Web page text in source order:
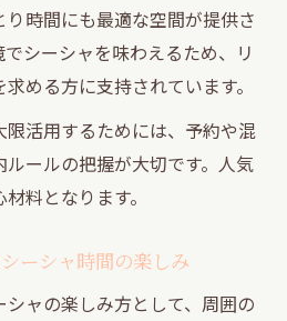
時間にも最適な空間が提供さ
シーシャを味わえるため、リ
める方に支持されています。
活用するためには、予約や混
ールの把握が大切です。人気
料となります。
ーシャ時間の楽しみ
ャの楽しみ方として、周囲の